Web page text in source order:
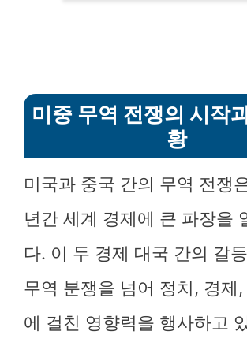
미중 무역 전쟁의 시작
황
미국과 중국 간의 무역 전쟁
년간 세계 경제에 큰 파장을
다. 이 두 경제 대국 간의 갈
무역 분쟁을 넘어 정치, 경제
에 걸친 영향력을 행사하고